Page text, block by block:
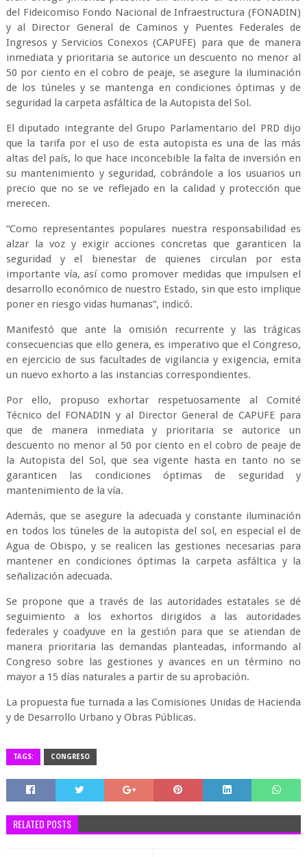
del Fideicomiso Fondo Nacional de Infraestructura (FONADIN)
y al Director General de Caminos y Puentes Federales de
Ingresos y Servicios Conexos (CAPUFE) para que de manera
inmediata y prioritaria se autorice un descuento no menor al
50 por ciento en el cobro de peaje, se asegure la iluminación
de los túneles y se mantenga en condiciones óptimas y de
seguridad la carpeta asfáltica de la Autopista del Sol.
El diputado integrante del Grupo Parlamentario del PRD dijo
que la tarifa por el uso de esta autopista es una de las más
altas del país, lo que hace inconcebible la falta de inversión en
su mantenimiento y seguridad, cobrándole a los usuarios un
precio que no se ve reflejado en la calidad y protección que
merecen.
“Como representantes populares nuestra responsabilidad es
alzar la voz y exigir acciones concretas que garanticen la
seguridad y el bienestar de quienes circulan por esta
importante vía, así como promover medidas que impulsen el
desarrollo económico de nuestro Estado, sin que esto implique
poner en riesgo vidas humanas”, indicó.
Manifestó que ante la omisión recurrente y las trágicas
consecuencias que ello genera, es imperativo que el Congreso,
en ejercicio de sus facultades de vigilancia y exigencia, emita
un nuevo exhorto a las instancias correspondientes.
Por ello, propuso exhortar respetuosamente al Comité
Técnico del FONADIN y al Director General de CAPUFE para
que de manera inmediata y prioritaria se autorice un
descuento no menor al 50 por ciento en el cobro de peaje de
la Autopista del Sol, que sea vigente hasta en tanto no se
garanticen las condiciones óptimas de seguridad y
mantenimiento de la vía.
Además, que se asegure la adecuada y constante iluminación
en todos los túneles de la autopista del sol, en especial el de
Agua de Obispo, y se realicen las gestiones necesarias para
mantener en condiciones óptimas la carpeta asfáltica y la
señalización adecuada.
Se propone que a través de las autoridades estatales se dé
seguimiento a los exhortos dirigidos a las autoridades
federales y coadyuve en la gestión para que se atiendan de
manera prioritaria las demandas planteadas, informando al
Congreso sobre las gestiones y avances en un término no
mayor a 15 días naturales a partir de su aprobación.
La propuesta fue turnada a las Comisiones Unidas de Hacienda
y de Desarrollo Urbano y Obras Públicas.
TAGS: CONGRESO
RELATED POSTS